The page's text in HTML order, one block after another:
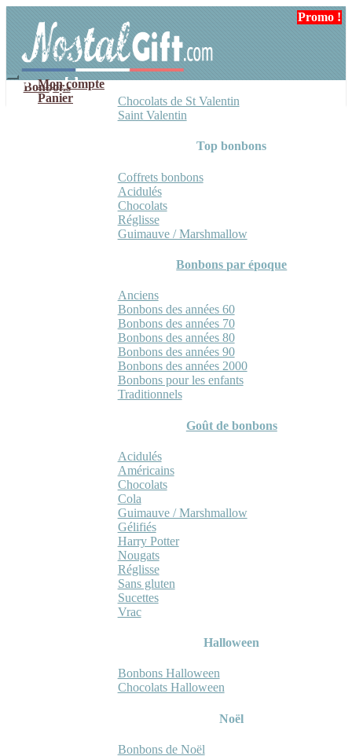
navigation
contenu
Mon compte
Panier
Bonbons
Chocolats de St Valentin
Saint Valentin
Top bonbons
Coffrets bonbons
Acidulés
Chocolats
Réglisse
Guimauve / Marshmallow
Bonbons par époque
Anciens
Bonbons des années 60
Bonbons des années 70
Bonbons des années 80
Bonbons des années 90
Bonbons des années 2000
Bonbons pour les enfants
Traditionnels
Goût de bonbons
Acidulés
Américains
Chocolats
Cola
Guimauve / Marshmallow
Gélifiés
Harry Potter
Nougats
Réglisse
Sans gluten
Sucettes
Vrac
Halloween
Bonbons Halloween
Chocolats Halloween
Noël
Bonbons de Noël
Promo !